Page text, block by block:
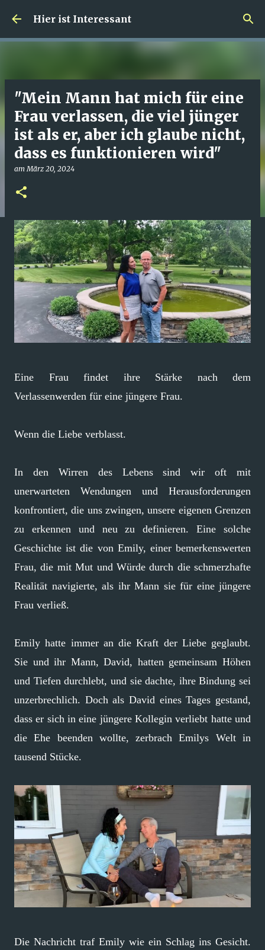
Direkt zum Hauptbereich
Hier ist Interessant
"Mein Mann hat mich für eine
Frau verlassen, die viel jünger
ist als er, aber ich glaube nicht,
dass es funktionieren wird"
amMärz 20, 2024
Eine Frau findet ihre Stärke nach dem
Verlassenwerden für eine jüngere Frau.
Wenn die Liebe verblasst.
In den Wirren des Lebens sind wir oft mit
unerwarteten Wendungen und Herausforderungen
konfrontiert, die uns zwingen, unsere eigenen Grenzen
zu erkennen und neu zu definieren. Eine solche
Geschichte ist die von Emily, einer bemerkenswerten
Frau, die mit Mut und Würde durch die schmerzhafte
Realität navigierte, als ihr Mann sie für eine jüngere
Frau verließ.
Emily hatte immer an die Kraft der Liebe geglaubt.
Sie und ihr Mann, David, hatten gemeinsam Höhen
und Tiefen durchlebt, und sie dachte, ihre Bindung sei
unzerbrechlich. Doch als David eines Tages gestand,
dass er sich in eine jüngere Kollegin verliebt hatte und
die Ehe beenden wollte, zerbrach Emilys Welt in
tausend Stücke.
Die Nachricht traf Emily wie ein Schlag ins Gesicht.